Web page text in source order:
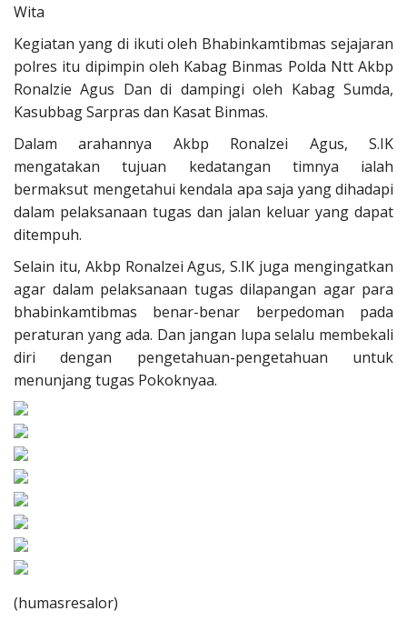
Wita
Kegiatan yang di ikuti oleh Bhabinkamtibmas sejajaran
polres itu dipimpin oleh Kabag Binmas Polda Ntt Akbp
Ronalzie Agus Dan di dampingi oleh Kabag Sumda,
Kasubbag Sarpras dan Kasat Binmas.
Dalam arahannya Akbp Ronalzei Agus, S.IK
mengatakan tujuan kedatangan timnya ialah
bermaksut mengetahui kendala apa saja yang dihadapi
dalam pelaksanaan tugas dan jalan keluar yang dapat
ditempuh.
Selain itu, Akbp Ronalzei Agus, S.IK juga mengingatkan
agar dalam pelaksanaan tugas dilapangan agar para
bhabinkamtibmas benar-benar berpedoman pada
peraturan yang ada. Dan jangan lupa selalu membekali
diri dengan pengetahuan-pengetahuan untuk
menunjang tugas Pokoknyaa.
(humasresalor)